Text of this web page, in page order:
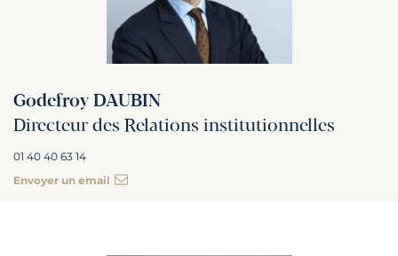
Godefroy DAUBIN
Directeur des Relations institutionnelles
01 40 40 63 14
Envoyer un email